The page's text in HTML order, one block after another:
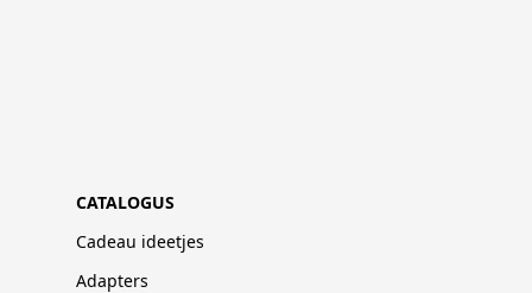
CATALOGUS
Cadeau ideetjes
Adapters